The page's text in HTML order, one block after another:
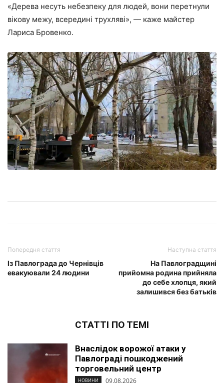
«Дерева несуть небезпеку для людей, вони перетнули
вікову межу, всередині трухляві», ― каже майстер
Лариса Бровенко.
Попередня стаття
Із Павлограда до Чернівців
евакуювали 24 людини
Наступна стаття
На Павлоградщині
прийомна родина прийняла
до себе хлопця, який
залишився без батьків
СТАТТІ ПО ТЕМІ
Внаслідок ворожої атаки у
Павлограді пошкоджений
торговельний центр
НОВИНИ 09.08.2026